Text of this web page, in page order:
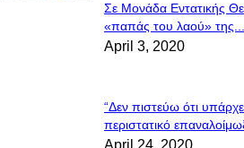
Σε Μονάδα Εντατικής
«παπάς του λαού» της...
April 3, 2020
“Δεν πιστεύω ότι
περιστατικό